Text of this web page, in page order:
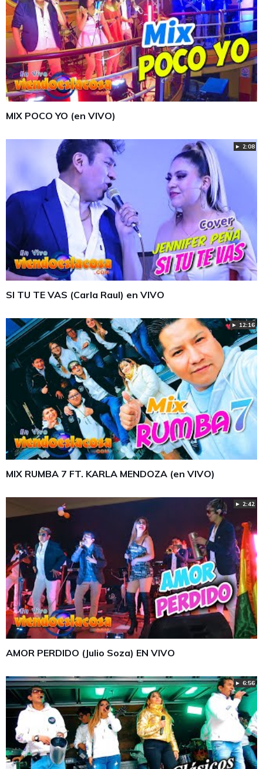
MIX POCO YO (en VIVO)
► 2:08
SI TU TE VAS (Carla Raul) en VIVO
► 12:16
MIX RUMBA 7 FT. KARLA MENDOZA (en VIVO)
► 2:42
AMOR PERDIDO (Julio Soza) EN VIVO
► 6:56